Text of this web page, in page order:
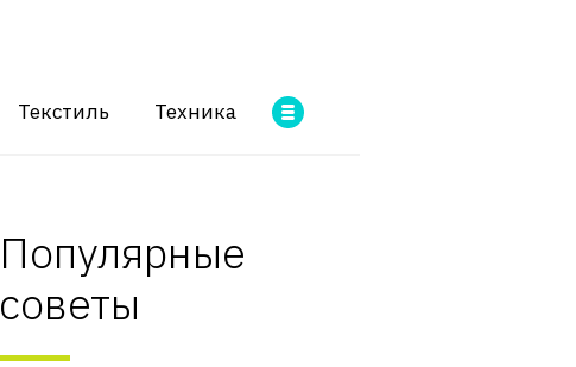
Текстиль Техника
Популярные
советы